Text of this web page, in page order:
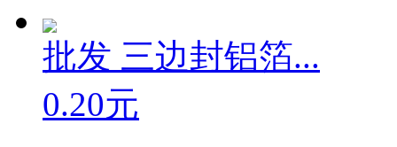
批发 三边封铝箔...
0.20元